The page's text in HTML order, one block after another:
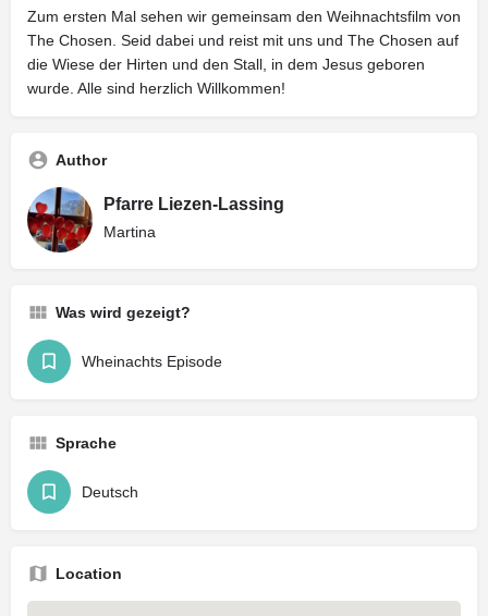
Zum ersten Mal sehen wir gemeinsam den Weihnachtsfilm von
The Chosen. Seid dabei und reist mit uns und The Chosen auf
die Wiese der Hirten und den Stall, in dem Jesus geboren
wurde. Alle sind herzlich Willkommen!
Author
Pfarre Liezen-Lassing
Martina
Was wird gezeigt?
Wheinachts Episode
Sprache
Deutsch
Location